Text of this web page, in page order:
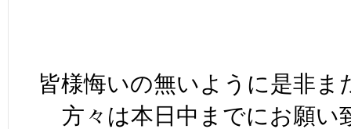
皆様悔いの無いように是非ま
方々は本日中までにお願い